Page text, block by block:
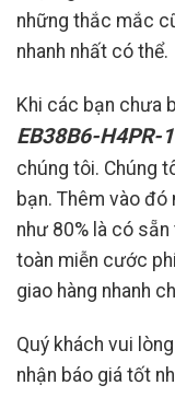
những thắc mắc
nhanh nhất có thể.
Khi các bạn chưa
EB38B6-H4PR-
chúng tôi. Chúng
bạn. Thêm vào
như 80% là có
toàn miễn cước
giao hàng nhanh
Quý khách vui
nhận báo giá tốt